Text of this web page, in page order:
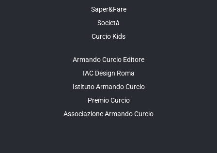
Saper&Fare
Società
Curcio Kids
Armando Curcio Editore
IAC Design Roma
Istituto Armando Curcio
Premio Curcio
Associazione Armando Curcio